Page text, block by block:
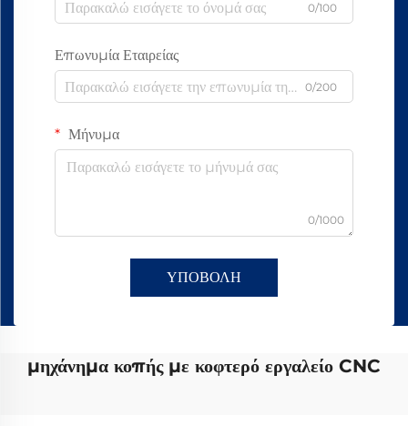
0/100
Επωνυμία Εταιρείας
0/200
Μήνυμα
0/1000
ΥΠΟΒΟΛΗ
μηχάνημα κοπής με κοφτερό εργαλείο CNC